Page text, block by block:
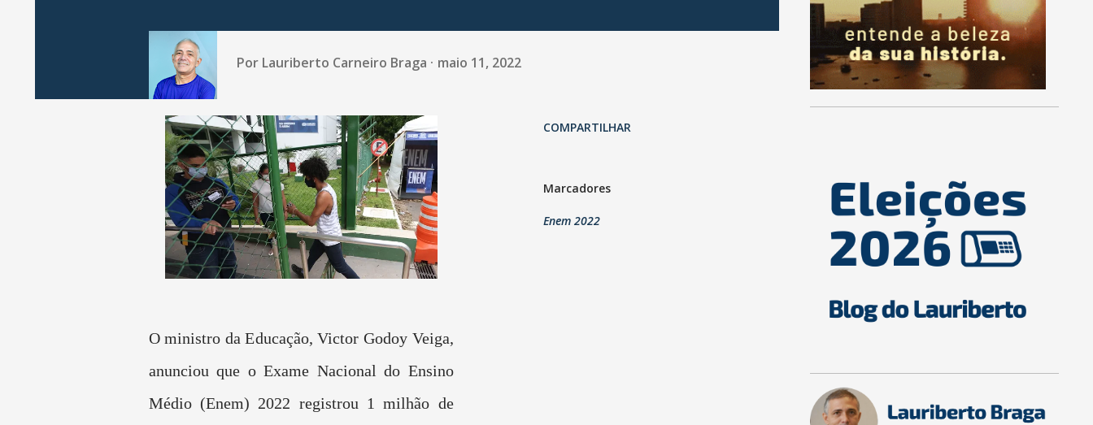
Por Lauriberto Carneiro Braga maio 11, 2022
O ministro da Educação, Victor Godoy Veiga,
anunciou que o Exame Nacional do Ensino
Médio (Enem) 2022 registrou 1 milhão de
COMPARTILHAR
Marcadores
Enem 2022